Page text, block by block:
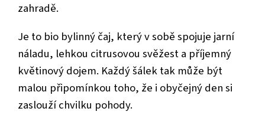
zahradě.
Je to bio bylinný čaj, který v sobě spojuje jarní
náladu, lehkou citrusovou svěžest a příjemný
květinový dojem. Každý šálek tak může být
malou připomínkou toho, že i obyčejný den si
zaslouží chvilku pohody.